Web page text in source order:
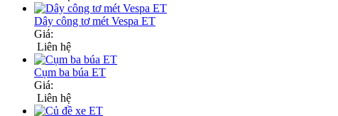
Dây công tơ mét Vespa ET
Giá:
Liên hệ
Cụm ba búa ET
Giá:
Liên hệ